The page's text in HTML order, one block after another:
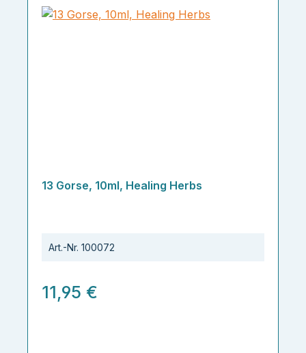
13 Gorse, 10ml, Healing Herbs
Art.-Nr. 100072
11,95 €